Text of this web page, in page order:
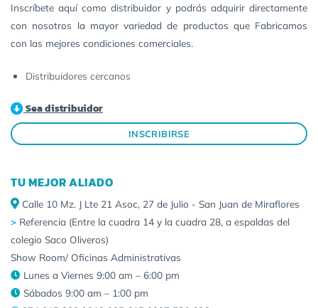
Inscríbete aquí como distribuidor y podrás adquirir directamente
con nosotros la mayor variedad de productos que Fabricamos
con las mejores condiciones comerciales.
Distribuidores cercanos
Sea distribuidor
INSCRIBIRSE
TU MEJOR ALIADO
Calle 10 Mz. J Lte 21 Asoc, 27 de Julio - San Juan de Miraflores
> Referencia (Entre la cuadra 14 y la cuadra 28, a espaldas del
colegio Saco Oliveros)
Show Room/ Oficinas Administrativas
Lunes a Viernes 9:00 am – 6:00 pm
Sábados 9:00 am – 1:00 pm